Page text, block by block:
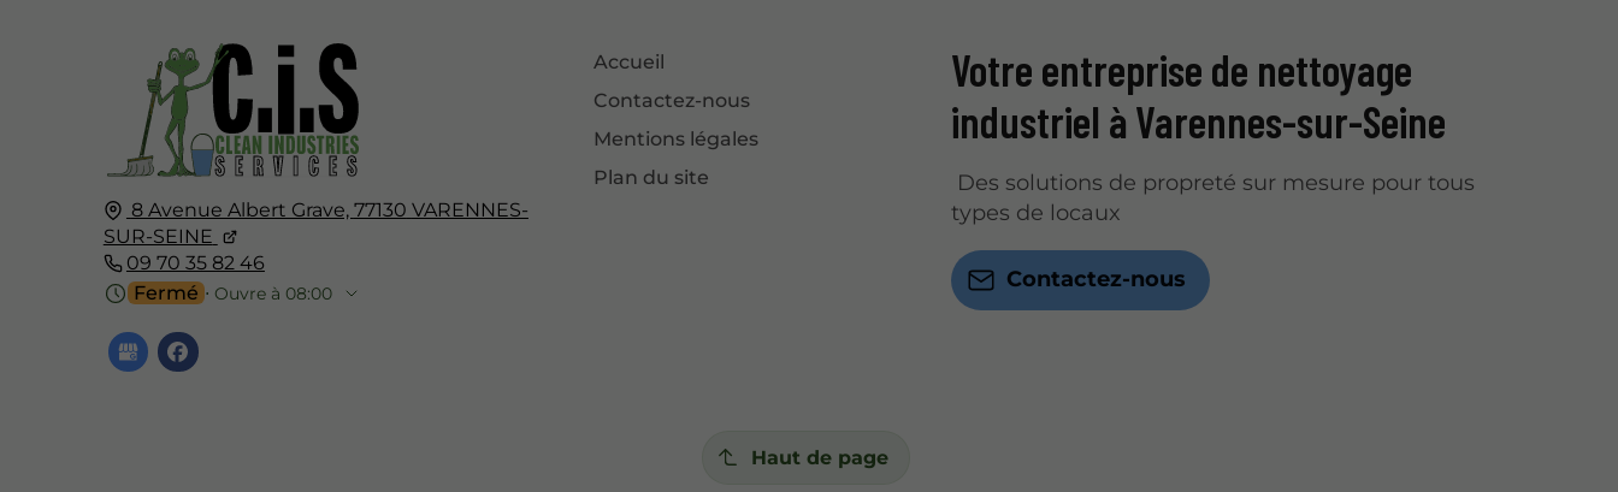
8 Avenue Albert Grave, 77130 VARENNES-
SUR-SEINE
09 70 35 82 46
Fermé ⋅ Ouvre à 08:00
Accueil
Contactez-nous
Mentions légales
Plan du site
Votre entreprise de nettoyage
industriel à Varennes-sur-Seine
Des solutions de propreté sur mesure pour tous
types de locaux
Contactez-nous
Haut de page